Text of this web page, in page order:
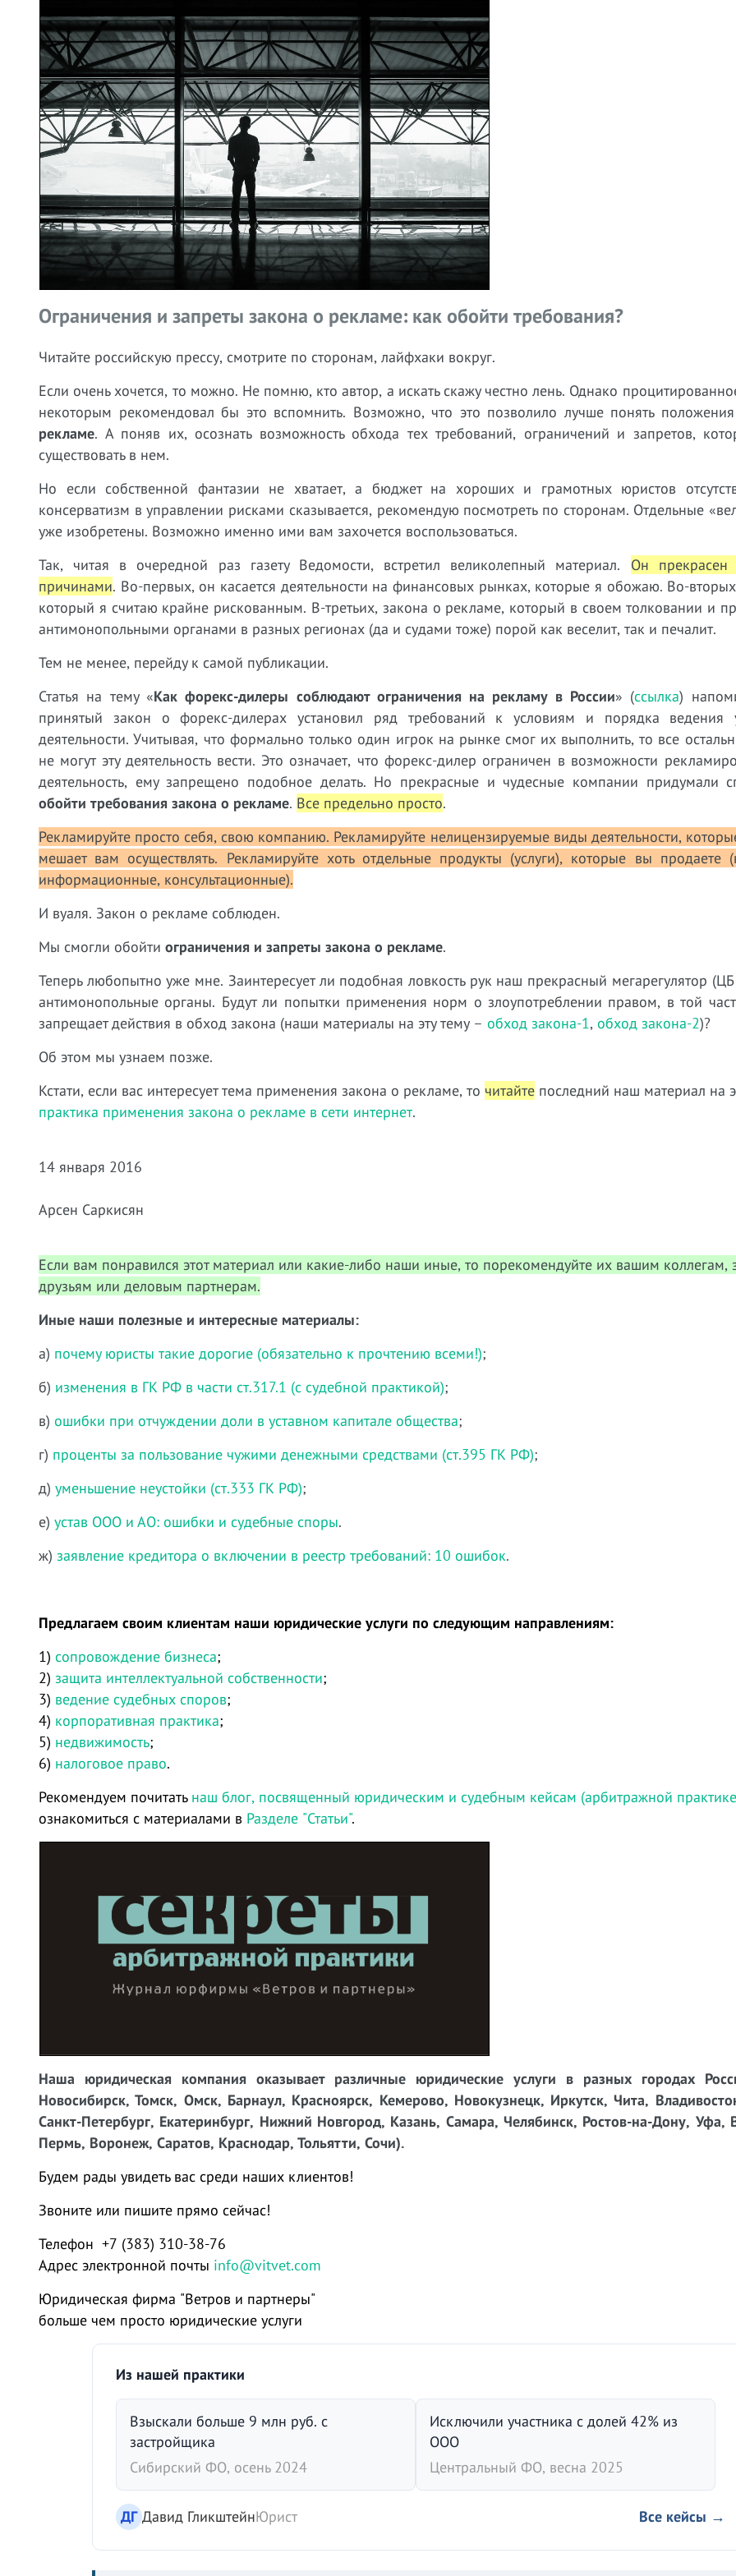
Ограничения и запреты закона о рекламе: как обойти требования?
Читайте российскую прессу, смотрите по сторонам, лайфхаки вокруг.
Если очень хочется, то можно. Не помню, кто автор, а искать скажу честно лень. Однако
некоторым рекомендовал бы это вспомнить. Возможно, что это позволило лучше понять
рекламе. А поняв их, осознать возможность обхода тех требований, ограничений и запретов,
существовать в нем.
Но если собственной фантазии не хватает, а бюджет на хороших и грамотных юристов
консерватизм в управлении рисками сказывается, рекомендую посмотреть по сторонам. Отдельные
уже изобретены. Возможно именно ими вам захочется воспользоваться.
Так, читая в очередной раз газету Ведомости, встретил великолепный материал. Он
причинами. Во-первых, он касается деятельности на финансовых рынках, которые я обожаю. Во-
который я считаю крайне рискованным. В-третьих, закона о рекламе, который в своем толковании и
антимонопольными органами в разных регионах (да и судами тоже) порой как веселит, так и печалит.
Тем не менее, перейду к самой публикации.
Статья на тему «Как форекс-дилеры соблюдают ограничения на рекламу в России» (ссылка)
принятый закон о форекс-дилерах установил ряд требований к условиям и порядка ведения
деятельности. Учитывая, что формально только один игрок на рынке смог их выполнить, то все
не могут эту деятельность вести. Это означает, что форекс-дилер ограничен в возможности
деятельность, ему запрещено подобное делать. Но прекрасные и чудесные компании придумали
обойти требования закона о рекламе. Все предельно просто.
Рекламируйте просто себя, свою компанию. Рекламируйте нелицензируемые виды деятельности,
мешает вам осуществлять. Рекламируйте хоть отдельные продукты (услуги), которые вы продаете
информационные, консультационные).
И вуаля. Закон о рекламе соблюден.
Мы смогли обойти ограничения и запреты закона о рекламе.
Теперь любопытно уже мне. Заинтересует ли подобная ловкость рук наш прекрасный мегарегулятор
антимонопольные органы. Будут ли попытки применения норм о злоупотреблении правом, в той
запрещает действия в обход закона (наши материалы на эту тему – обход закона-1, обход закона-2)?
Об этом мы узнаем позже.
Кстати, если вас интересует тема применения закона о рекламе, то читайте последний наш материал на
практика применения закона о рекламе в сети интернет.
14 января 2016
Арсен Саркисян
Если вам понравился этот материал или какие-либо наши иные, то порекомендуйте их вашим коллегам,
друзьям или деловым партнерам.
Иные наши полезные и интересные материалы:
а) почему юристы такие дорогие (обязательно к прочтению всеми!);
б) изменения в ГК РФ в части ст.317.1 (с судебной практикой);
в) ошибки при отчуждении доли в уставном капитале общества;
г) проценты за пользование чужими денежными средствами (ст.395 ГК РФ);
д) уменьшение неустойки (ст.333 ГК РФ);
е) устав ООО и АО: ошибки и судебные споры.
ж) заявление кредитора о включении в реестр требований: 10 ошибок.
Предлагаем своим клиентам наши юридические услуги по следующим направлениям:
1) сопровождение бизнеса;
2) защита интеллектуальной собственности;
3) ведение судебных споров;
4) корпоративная практика;
5) недвижимость;
6) налоговое право.
Рекомендуем почитать наш блог, посвященный юридическим и судебным кейсам (арбитражной
ознакомиться с материалами в Разделе "Статьи".
Наша юридическая компания оказывает различные юридические услуги в разных городах
Новосибирск, Томск, Омск, Барнаул, Красноярск, Кемерово, Новокузнецк, Иркутск, Чита,
Санкт-Петербург, Екатеринбург, Нижний Новгород, Казань, Самара, Челябинск, Ростов-на-Дону, Уфа,
Пермь, Воронеж, Саратов, Краснодар, Тольятти, Сочи).
Будем рады увидеть вас среди наших клиентов!
Звоните или пишите прямо сейчас!
Телефон +7 (383) 310-38-76
Адрес электронной почты info@vitvet.com
Юридическая фирма "Ветров и партнеры"
больше чем просто юридические услуги
Из нашей практики
Взыскали больше 9 млн руб. с
застройщика
Сибирский ФО, осень 2024
Исключили участника с долей 42% из
ООО
Центральный ФО, весна 2025
ДГ Давид ГликштейнЮрист Все кейсы →